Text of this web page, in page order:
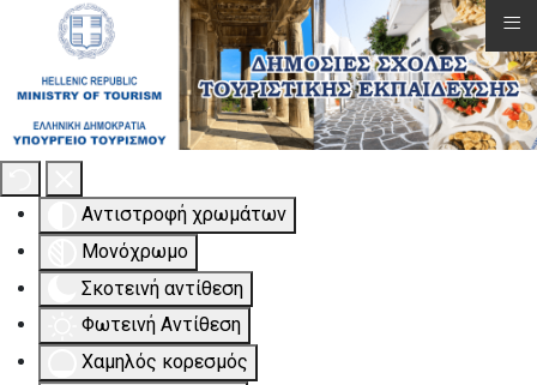
Εργαλειοθήκη Προσβασιμότητας
Αντιστροφή χρωμάτων
Μονόχρωμο
Σκοτεινή αντίθεση
Φωτεινή Αντίθεση
Χαμηλός κορεσμός
≡